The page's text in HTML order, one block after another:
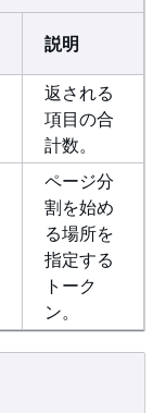
説明
返される
項目の合
計数。
ページ分
割を始め
る場所を
指定する
トーク
ン。